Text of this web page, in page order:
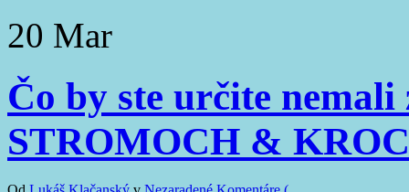
20 Mar
Čo by ste určite
STROMOCH &